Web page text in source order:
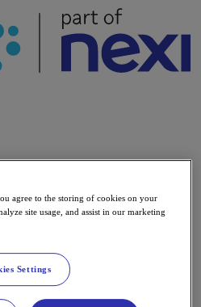
varukorgar i
agree to the storing of cookies on your
site usage, and assist in our marketing
Settings